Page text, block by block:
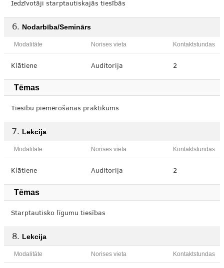
Iedzīvotāji starptautiskajās tiesībās
Nodarbība/Seminārs
Modalitāte Norises vieta Kontaktstundas
Klātiene Auditorija 2
Tēmas
Tiesību piemērošanas praktikums
Lekcija
Modalitāte Norises vieta Kontaktstundas
Klātiene Auditorija 2
Tēmas
Starptautisko līgumu tiesības
Lekcija
Modalitāte Norises vieta Kontaktstundas